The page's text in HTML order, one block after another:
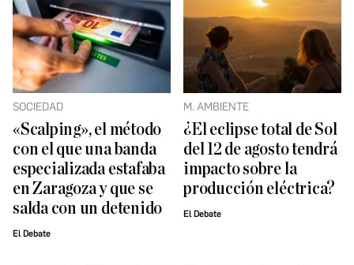
SOCIEDAD
«Scalping», el método
con el que una banda
especializada estafaba
en Zaragoza y que se
salda con un detenido
El Debate
M. AMBIENTE
¿El eclipse total de Sol
del 12 de agosto tendrá
impacto sobre la
producción eléctrica?
El Debate